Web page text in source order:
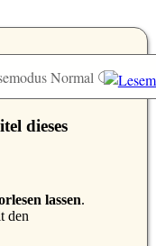
Normal
dieses
lassen.
den